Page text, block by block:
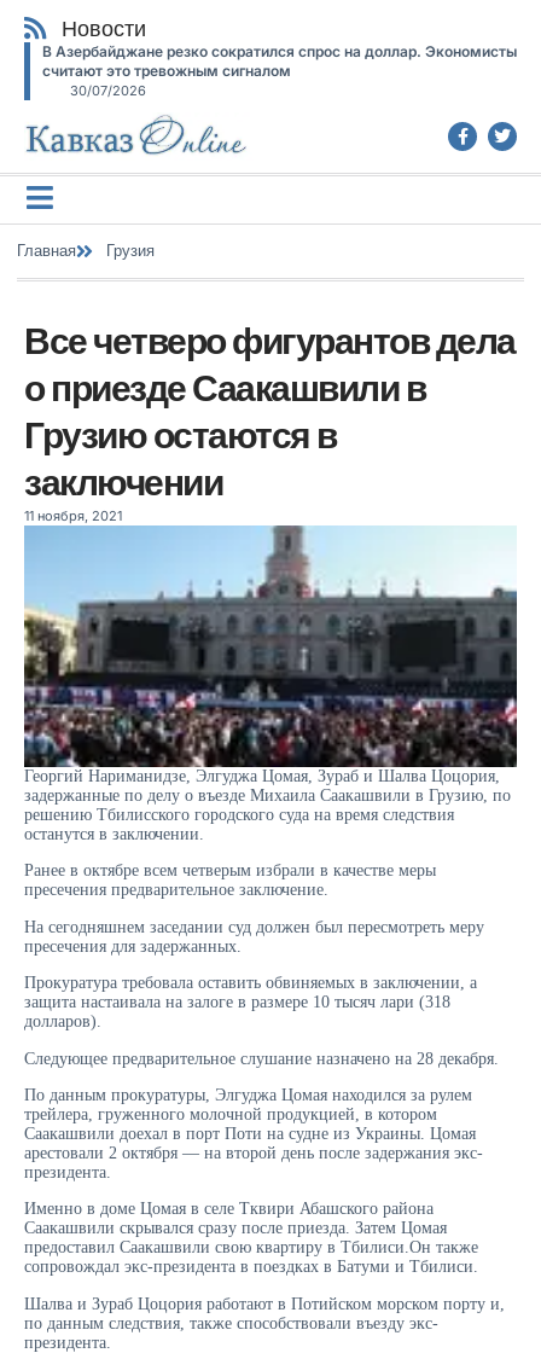
Новости
В Азербайджане резко сократился спрос на доллар. Экономисты
считают это тревожным сигналом
30/07/2026
Главная Грузия
Все четверо фигурантов дела
о приезде Саакашвили в
Грузию остаются в
заключении
11 ноября, 2021
Георгий Нариманидзе, Элгуджа Цомая, Зураб и Шалва Цоцория,
задержанные по делу о въезде Михаила Саакашвили в Грузию, по
решению Тбилисского городского суда на время следствия
останутся в заключении.
Ранее в октябре всем четверым избрали в качестве меры
пресечения предварительное заключение.
На сегодняшнем заседании суд должен был пересмотреть меру
пресечения для задержанных.
Прокуратура требовала оставить обвиняемых в заключении, а
защита настаивала на залоге в размере 10 тысяч лари (318
долларов).
Следующее предварительное слушание назначено на 28 декабря.
По данным прокуратуры, Элгуджа Цомая находился за рулем
трейлера, груженного молочной продукцией, в котором
Саакашвили доехал в порт Поти на судне из Украины. Цомая
арестовали 2 октября — на второй день после задержания экс-
президента.
Именно в доме Цомая в селе Тквири Абашского района
Саакашвили скрывался сразу после приезда. Затем Цомая
предоставил Саакашвили свою квартиру в Тбилиси.Он также
сопровождал экс-президента в поездках в Батуми и Тбилиси.
Шалва и Зураб Цоцория работают в Потийском морском порту и,
по данным следствия, также способствовали въезду экс-
президента.